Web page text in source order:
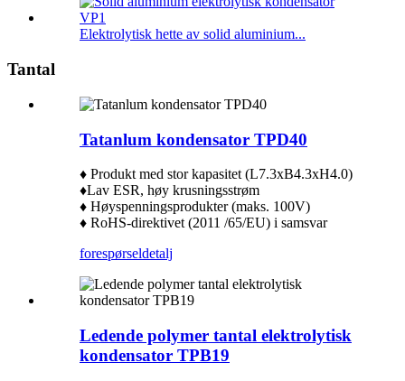
Elektrolytisk hette av solid aluminium...
Tantal
Tatanlum kondensator TPD40
♦ Produkt med stor kapasitet (L7.3xB4.3xH4.0)
♦Lav ESR, høy krusningsstrøm
♦ Høyspenningsprodukter (maks. 100V)
♦ RoHS-direktivet (2011 /65/EU) i samsvar
forespørseldetalj
Ledende polymer tantal elektrolytisk
kondensator TPB19